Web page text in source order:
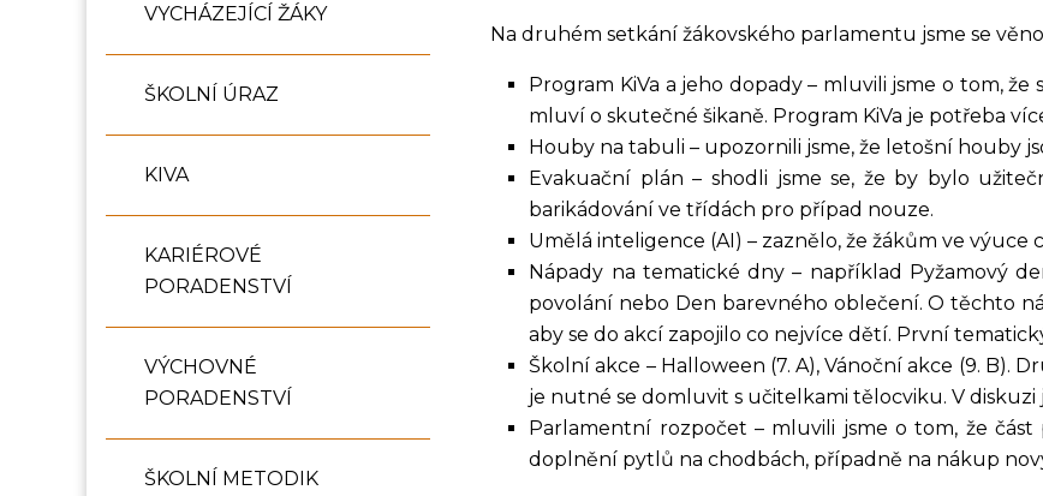
Na druhém setkání žákovského parlamentu jsme se
Program KiVa a jeho dopady – mluvili jsme o tom,
mluví o skutečné šikaně. Program KiVa je potřeba
Houby na tabuli – upozornili jsme, že letošní houby
Evakuační plán – shodli jsme se, že by bylo
barikádování ve třídách pro případ nouze.
Umělá inteligence (AI) – zaznělo, že žákům ve
Nápady na tematické dny – například Pyžamový
povolání nebo Den barevného oblečení. O těchto
aby se do akcí zapojilo co nejvíce dětí. První
Školní akce – Halloween (7. A), Vánoční akce (9. B).
je nutné se domluvit s učitelkami tělocviku. V diskuzi
Parlamentní rozpočet – mluvili jsme o tom, že
doplnění pytlů na chodbách, případně na nákup
VYCHÁZEJÍCÍ ŽÁKY
ŠKOLNÍ ÚRAZ
KIVA
KARIÉROVÉ
PORADENSTVÍ
VÝCHOVNÉ
PORADENSTVÍ
ŠKOLNÍ METODIK